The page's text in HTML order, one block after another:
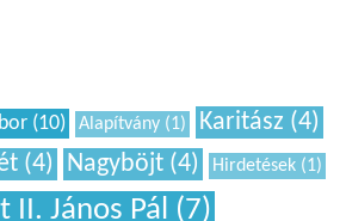
(10) Alapítvány (1) Karitász (4)
(4) Nagyböjt (4) Hirdetések (1)
II. János Pál (7)